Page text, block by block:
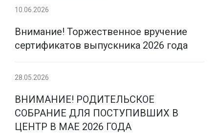
10.06.2026
Внимание! Торжественное вручение
сертификатов выпускника 2026 года
28.05.2026
ВНИМАНИЕ! РОДИТЕЛЬСКОЕ
СОБРАНИЕ ДЛЯ ПОСТУПИВШИХ В
ЦЕНТР В МАЕ 2026 ГОДА